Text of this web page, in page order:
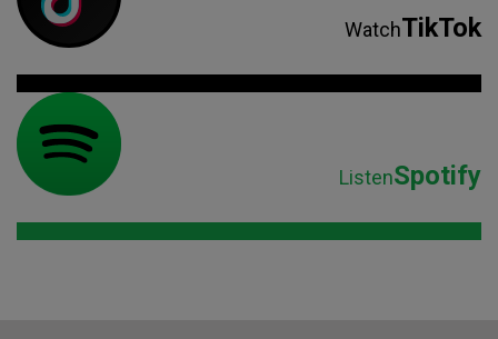
WatchTikTok
ListenSpotify